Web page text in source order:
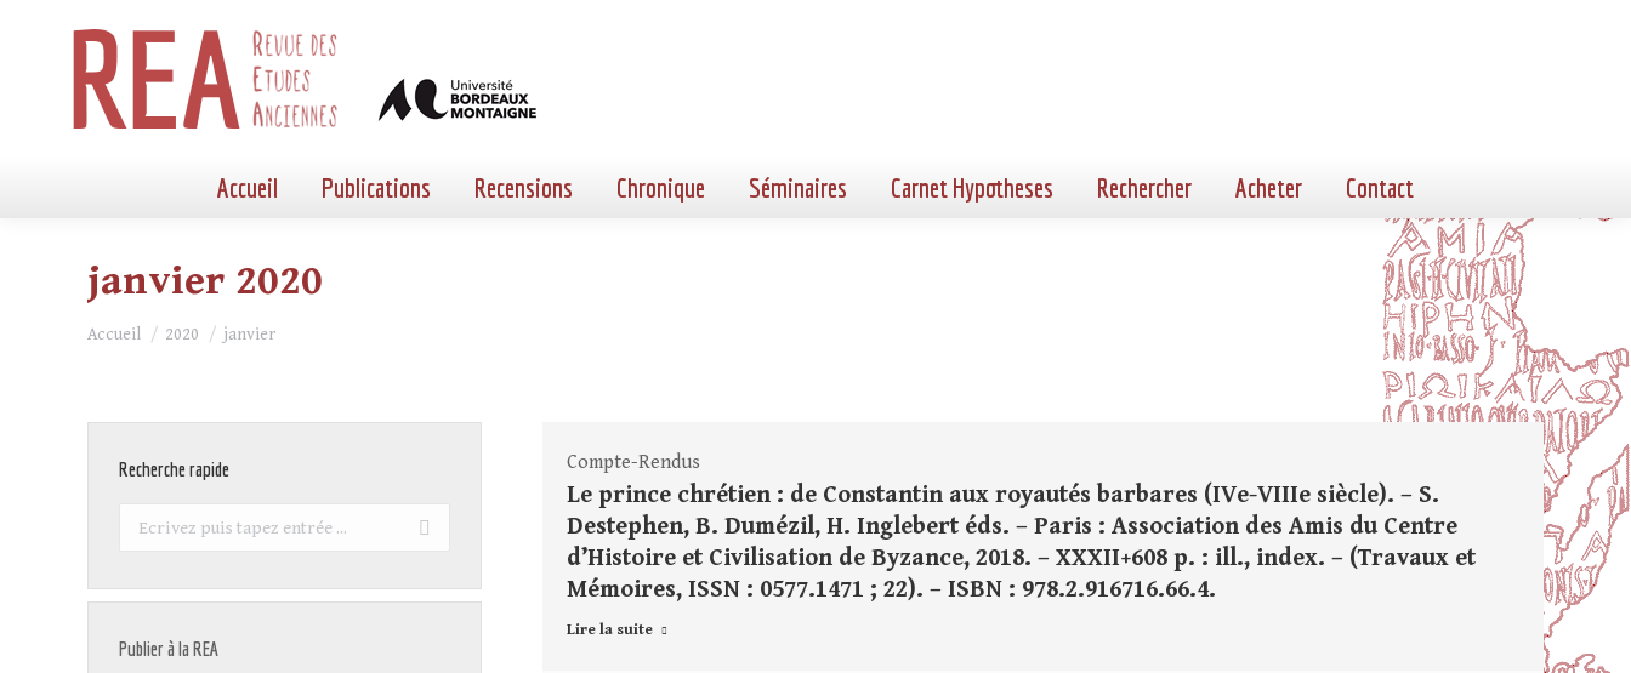
Accueil Publications Recensions Chronique Séminaires Carnet Hypotheses Rechercher Acheter Contact
janvier 2020
Vous êtes ici :
Accueil 2020 janvier
Compte-Rendus
Le prince chrétien : de Constantin aux royautés barbares (IVe-VIIIe siècle). – S.
Destephen, B. Dumézil, H. Inglebert éds. – Paris : Association des Amis du Centre
d’Histoire et Civilisation de Byzance, 2018. – XXXII+608 p. : ill., index. – (Travaux et
Mémoires, ISSN : 0577.1471 ; 22). – ISBN : 978.2.916716.66.4.
Lire la suite
Recherche rapide
Recherche
Publier à la REA